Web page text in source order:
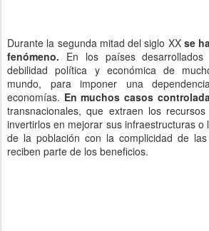
Durante la segunda mitad del siglo XX se
fenómeno. En los países
debilidad política y económica de
mundo, para imponer una
economías. En muchos casos
transnacionales, que extraen los
invertirlos en mejorar sus infraestructuras o
de la población con la complicidad de
reciben parte de los beneficios.